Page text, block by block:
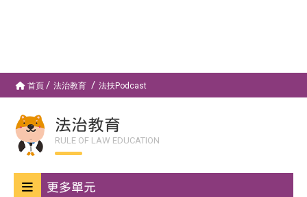
首頁 法治教育 法扶Podcast
法治教育
RULE OF LAW EDUCATION
更多單元